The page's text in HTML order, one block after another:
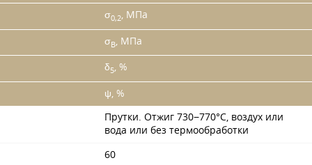
σ0,2, МПа
σB, МПа
δ5, %
ψ, %
Прутки. Отжиг 730−770°С, воздух или
вода или без термообработки
60